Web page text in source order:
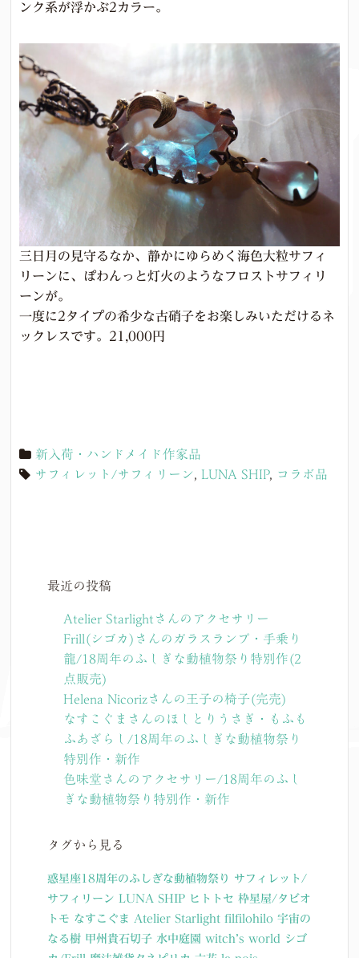
ンク系が浮かぶ2カラー。
三日月の見守るなか、静かにゆらめく海色大粒サフィ
リーンに、ぽわんっと灯火のようなフロストサフィリ
ーンが。
一度に2タイプの希少な古硝子をお楽しみいただけるネ
ックレスです。21,000円
新入荷・ハンドメイド作家品
サフィレット/サフィリーン
LUNA SHIP, コラボ品
最近の投稿
Atelier Starlightさんのアクセサリー
Frill(シゴカ)さんのガラスランプ・手乗り
龍/18周年のふしぎな動植物祭り特別作(2
点販売)
Helena Nicorizさんの王子の椅子(完売)
なすこぐまさんのほしとりうさぎ・もふも
ふあざらし/18周年のふしぎな動植物祭り
特別作・新作
色味堂さんのアクセサリー/18周年のふし
ぎな動植物祭り特別作・新作
タグから見る
惑星座18周年のふしぎな動植物祭り
サフィレット/
サフィリーン
LUNA SHIP ヒトトセ 枠星屋/タビオ
トモ なすこぐま Atelier Starlight filfilohilo 宇宙の
なる樹 甲州貴石切子 水中庭園 witch’s world
シゴ